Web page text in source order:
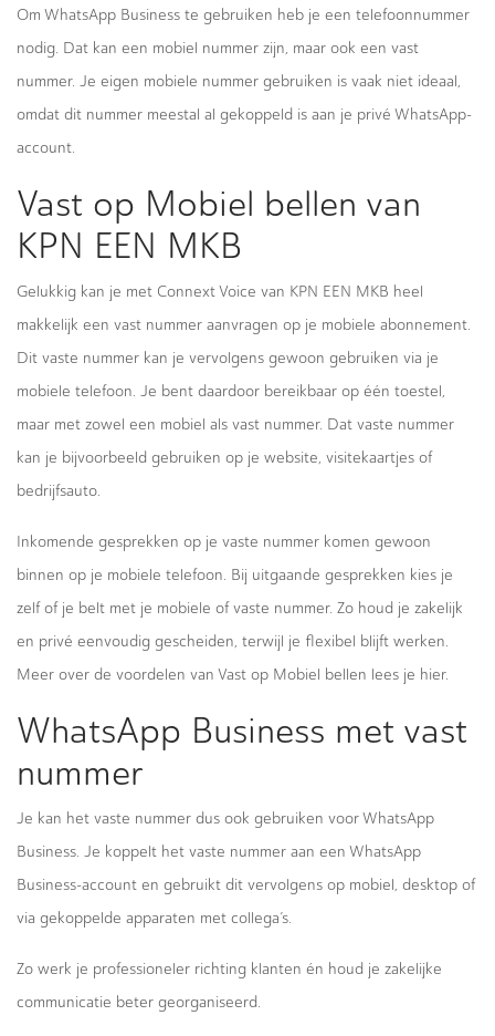
Om WhatsApp Business te gebruiken heb je een telefoonnummer
nodig. Dat kan een mobiel nummer zijn, maar ook een vast
nummer. Je eigen mobiele nummer gebruiken is vaak niet ideaal,
omdat dit nummer meestal al gekoppeld is aan je privé WhatsApp-
account.
Vast op Mobiel bellen van
KPN EEN MKB
Gelukkig kan je met Connext Voice van KPN EEN MKB heel
makkelijk een vast nummer aanvragen op je mobiele abonnement.
Dit vaste nummer kan je vervolgens gewoon gebruiken via je
mobiele telefoon. Je bent daardoor bereikbaar op één toestel,
maar met zowel een mobiel als vast nummer. Dat vaste nummer
kan je bijvoorbeeld gebruiken op je website, visitekaartjes of
bedrijfsauto.
Inkomende gesprekken op je vaste nummer komen gewoon
binnen op je mobiele telefoon. Bij uitgaande gesprekken kies je
zelf of je belt met je mobiele of vaste nummer. Zo houd je zakelijk
en privé eenvoudig gescheiden, terwijl je flexibel blijft werken.
Meer over de voordelen van Vast op Mobiel bellen lees je hier.
WhatsApp Business met vast
nummer
Je kan het vaste nummer dus ook gebruiken voor WhatsApp
Business. Je koppelt het vaste nummer aan een WhatsApp
Business-account en gebruikt dit vervolgens op mobiel, desktop of
via gekoppelde apparaten met collega’s.
Zo werk je professioneler richting klanten én houd je zakelijke
communicatie beter georganiseerd.